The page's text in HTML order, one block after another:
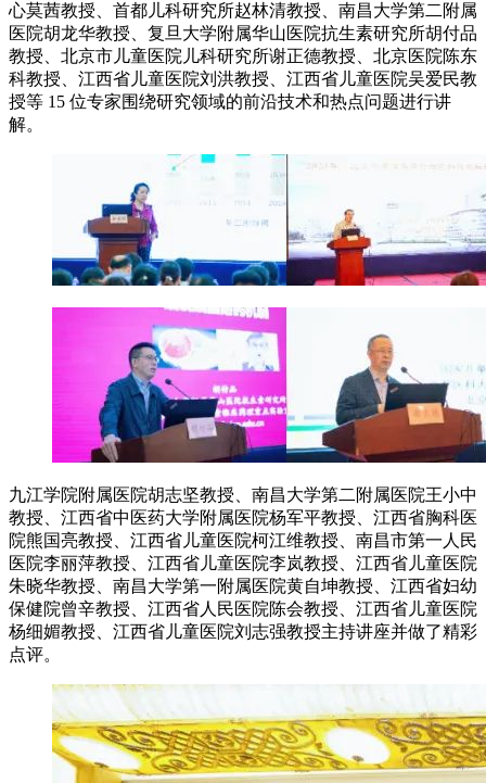
心莫茜教授、首都儿科研究所赵林清教授、南昌大学第二附属
医院胡龙华教授、复旦大学附属华山医院抗生素研究所胡付品
教授、北京市儿童医院儿科研究所谢正德教授、北京医院陈东
科教授、江西省儿童医院刘洪教授、江西省儿童医院吴爱民教
授等 15 位专家围绕研究领域的前沿技术和热点问题进行讲
解。
九江学院附属医院胡志坚教授、南昌大学第二附属医院王小中
教授、江西省中医药大学附属医院杨军平教授、江西省胸科医
院熊国亮教授、江西省儿童医院柯江维教授、南昌市第一人民
医院李丽萍教授、江西省儿童医院李岚教授、江西省儿童医院
朱晓华教授、南昌大学第一附属医院黄自坤教授、江西省妇幼
保健院曾辛教授、江西省人民医院陈会教授、江西省儿童医院
杨细媚教授、江西省儿童医院刘志强教授主持讲座并做了精彩
点评。